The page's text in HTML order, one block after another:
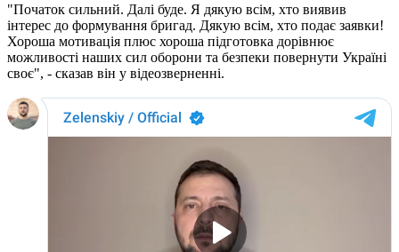
"Початок сильний. Далі буде. Я дякую всім, хто виявив
інтерес до формування бригад. Дякую всім, хто подає заявки!
Хороша мотивація плюс хороша підготовка дорівнює
можливості наших сил оборони та безпеки повернути Україні
своє", - сказав він у відеозверненні.